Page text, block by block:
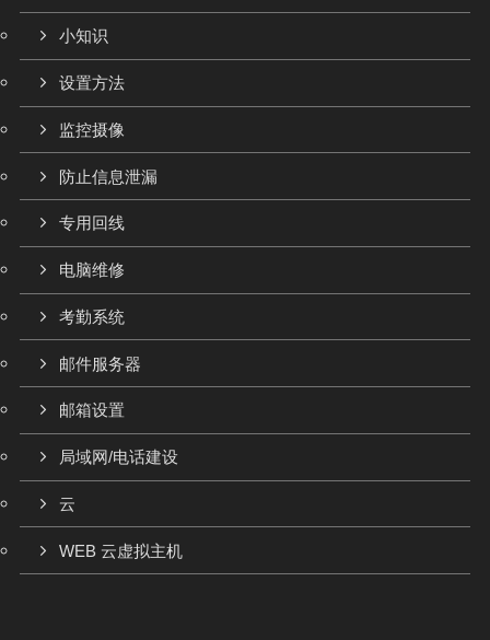
小知识
设置方法
监控摄像
防止信息泄漏
专用回线
电脑维修
考勤系统
邮件服务器
邮箱设置
局域网/电话建设
云
WEB 云虚拟主机